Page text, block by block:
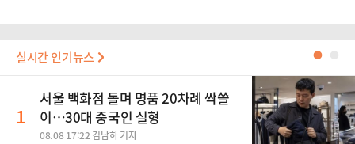
실시간 인기뉴스 ●
1
서울 백화점 돌며 명품 20차례 싹쓸
이…30대 중국인 실형
08.08 17:22 김남하 기자